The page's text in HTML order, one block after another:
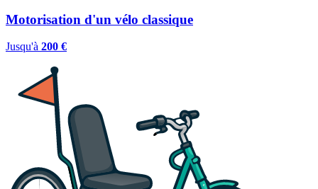
Motorisation d'un vélo classique
Jusqu'à 200 €